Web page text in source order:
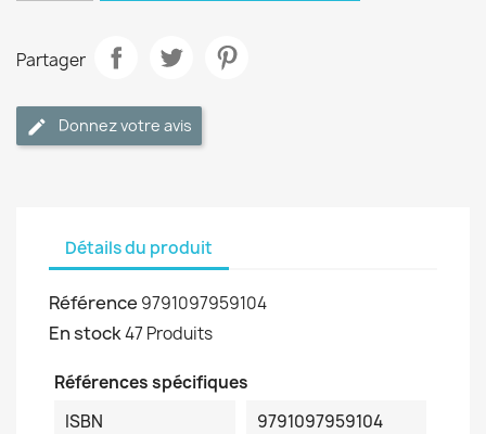
Partager
Donnez votre avis
Détails du produit
Référence 9791097959104
En stock47 Produits
Références spécifiques
ISBN
9791097959104